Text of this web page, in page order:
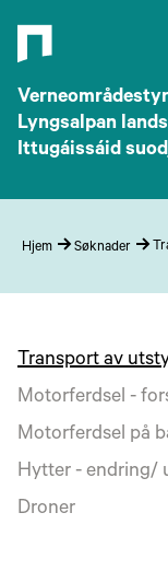
Lyngsalpan
Ittugáissáid
Hjem Søknader
Transport av
Motorferdsel -
Motorferdsel på
Hytter - endring/
Droner